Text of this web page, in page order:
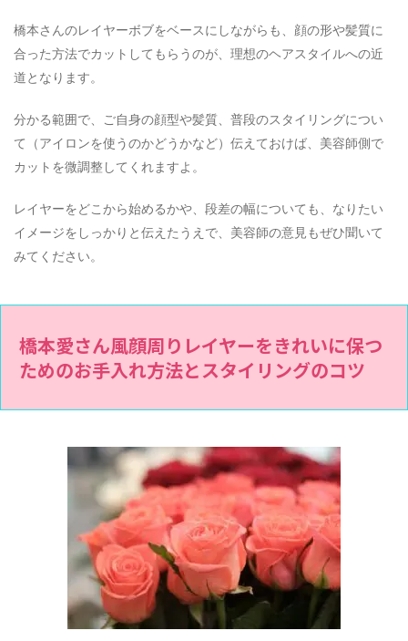
橋本さんのレイヤーボブをベースにしながらも、顔の形や髪質に
合った方法でカットしてもらうのが、理想のヘアスタイルへの近
道となります。
分かる範囲で、ご自身の顔型や髪質、普段のスタイリングについ
て（アイロンを使うのかどうかなど）伝えておけば、美容師側で
カットを微調整してくれますよ。
レイヤーをどこから始めるかや、段差の幅についても、なりたい
イメージをしっかりと伝えたうえで、美容師の意見もぜひ聞いて
みてください。
橋本愛さん風顔周りレイヤーをきれいに保つ
ためのお手入れ方法とスタイリングのコツ